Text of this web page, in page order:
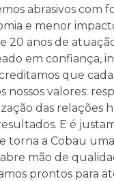
abrasivos com
e menor
20 anos de
em confiança,
que
nossos valores:
das relações
E é
torna a Cobau
mão de
prontos para